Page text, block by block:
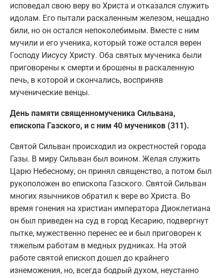
исповедал свою веру во Христа и отказался служить
идолам. Его пытали раскаленным железом, нещадно
били, но он остался непоколебимым. Вместе с ним
мучили и его ученика, который тоже остался верен
Господу Иисусу Христу. Оба святых мученика были
приговорены к смерти и брошены в раскаленную
печь, в которой и скончались, восприняв
мученические венцы.
День памяти священномученика Сильвана,
епископа Газского, и с ним 40 мучеников (311).
Святой Сильван происходил из окрестностей города
Газы. В миру Сильван был воином. Желая служить
Царю Небесному, он принял священство, а потом был
рукоположен во епископа Газского. Святой Сильван
многих язычников обратил к вере во Христа. Во
время гонения на христиан императора Диоклетиана
он был приведен на суд в город Кесарию, подвергнут
пытке, мужественно перенес ее и был приговорен к
тяжелым работам в медных рудниках. На этой
работе святой епископ дошел до крайнего
изнеможения, но, всегда бодрый духом, неустанно